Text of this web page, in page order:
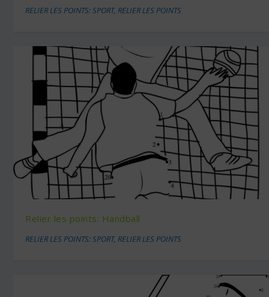
RELIER LES POINTS: SPORT,RELIER LES POINTS
Relier les points: Handball
RELIER LES POINTS: SPORT,RELIER LES POINTS